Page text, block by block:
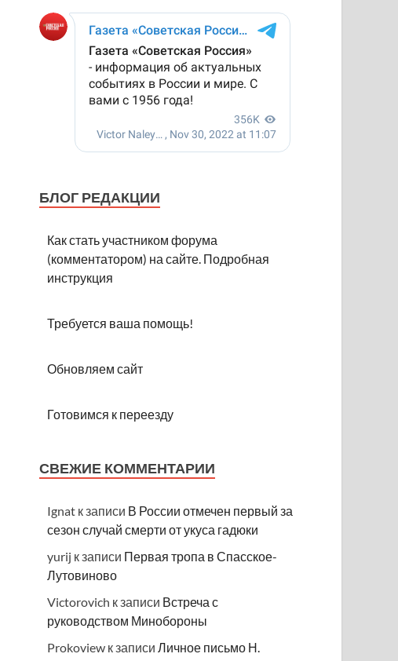
БЛОГ РЕДАКЦИИ
Как стать участником форума
(комментатором) на сайте. Подробная
инструкция
Требуется ваша помощь!
Обновляем сайт
Готовимся к переезду
СВЕЖИЕ КОММЕНТАРИИ
Ignat к записи В России отмечен первый за
сезон случай смерти от укуса гадюки
yurij к записи Первая тропа в Спасское-
Лутовиново
Victorovich к записи Встреча с
руководством Минобороны
Prokoview к записи Личное письмо Н.